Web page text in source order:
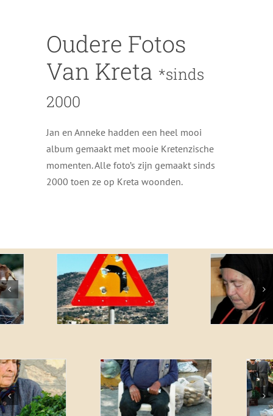
Oudere Fotos
Van Kreta *sinds
2000
Jan en Anneke hadden een heel mooi
album gemaakt met mooie Kretenzische
momenten. Alle foto’s zijn gemaakt sinds
2000 toen ze op Kreta woonden.